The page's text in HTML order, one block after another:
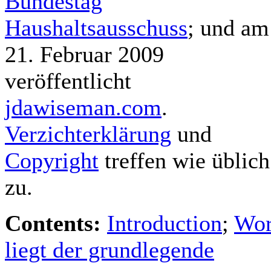
Haushaltsausschuss; und am
21. Februar 2009
veröffentlicht
jdawiseman.com.
Verzichterklärung und
Copyright treffen wie üblich
zu.
Contents: Introduction;
liegt der grundlegende